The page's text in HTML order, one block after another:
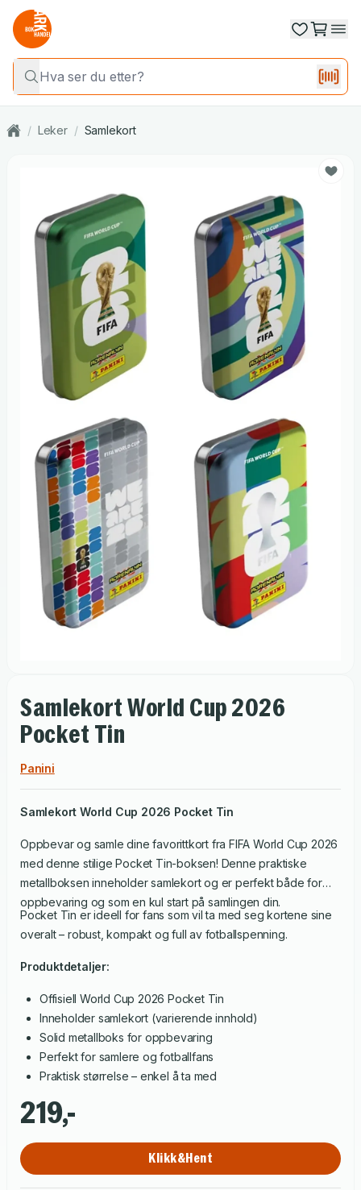
/ Leker / Samlekort
Samlekort World Cup 2026
Pocket Tin
Panini
Samlekort World Cup 2026 Pocket Tin
Oppbevar og samle dine favorittkort fra FIFA World Cup 2026
med denne stilige Pocket Tin-boksen! Denne praktiske
metallboksen inneholder samlekort og er perfekt både for
oppbevaring og som en kul start på samlingen din.
Pocket Tin er ideell for fans som vil ta med seg kortene sine
overalt – robust, kompakt og full av fotballspenning.
Produktdetaljer:
Offisiell World Cup 2026 Pocket Tin
Inneholder samlekort (varierende innhold)
Solid metallboks for oppbevaring
Perfekt for samlere og fotballfans
Praktisk størrelse – enkel å ta med
219,-
Klikk&Hent